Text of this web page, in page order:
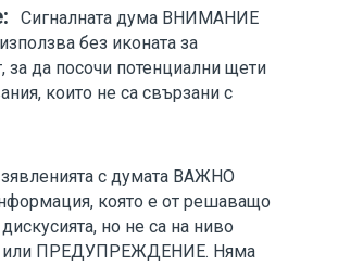
Сигналната дума ВНИМАНИЕ
без иконата за
за да посочи потенциални щети
които не са свързани с
с думата ВАЖНО
която е от решаващо
но не са на ниво
ПРЕДУПРЕЖДЕНИЕ. Няма